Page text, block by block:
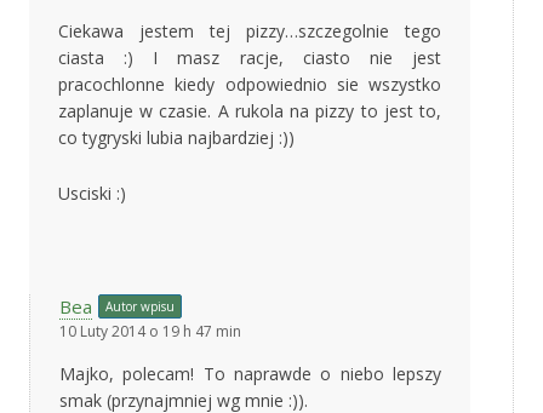
Ciekawa jestem tej pizzy…szczegolnie tego
ciasta :) I masz racje, ciasto nie jest
pracochlonne kiedy odpowiednio sie wszystko
zaplanuje w czasie. A rukola na pizzy to jest to,
co tygryski lubia najbardziej :))
Usciski :)
Bea Autor wpisu
10 Luty 2014 o 19 h 47 min
Majko, polecam! To naprawde o niebo lepszy
smak (przynajmniej wg mnie :)).